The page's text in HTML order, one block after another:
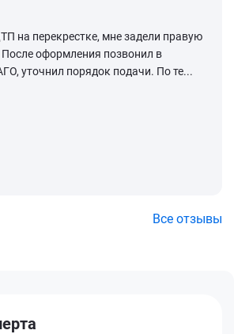
на перекрестке, мне задели правую
оформления позвонил в
уточнил порядок подачи. По те...
Все отзывы